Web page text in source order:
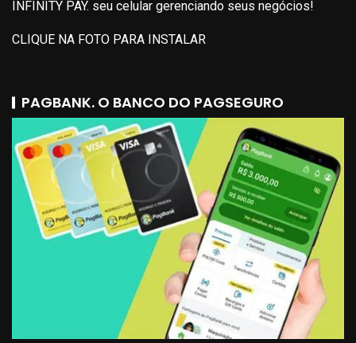
INFINITY PAY. seu celular gerenciando seus negócios!
CLIQUE NA FOTO PARA INSTALAR
PAGBANK. O BANCO DO PAGSEGURO